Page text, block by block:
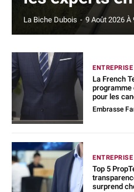
La Biche Dubois - 9 Août 2026 À
ENTREPRISE
La French
programme
pour les
Embrasse
ENTREPRISE
Top 5
surprend